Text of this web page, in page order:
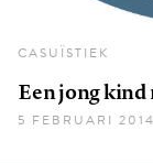
CASUÏSTIEK
Een jong
5 FEBRUARI 2014